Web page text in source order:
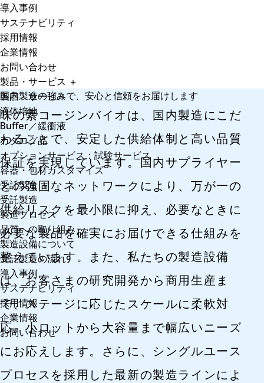
導入事例
サステナビリティ
採用情報
企業情報
お問い合わせ
製品・サービス ＋
製品・サービス
液体培地
Buffer／緩衝液
カタログ品
オプションサービス：試験サービス
容器・包材カスタマイズ
受託製造＋
受託製造
製造プロセス
品質への取り組み
製造設備について
受託製造の流れ
導入事例
サステナビリティ
採用情報
企業情報
お問い合わせ
国内製造の強みで、安心と信頼をお届けします
味の素コージンバイオは、国内製造にこだ
わることで、安定した供給体制と高い品質
保証を実現しています。国内サプライヤー
との強固なネットワークにより、万が一の
供給リスクを最小限に抑え、必要なときに
必要な製品を確実にお届けできる仕組みを
整えています。また、私たちの製造設備
は、お客さまの研究開発から商用生産ま
で、ステージに応じたスケールに柔軟対
応。小ロットから大容量まで幅広いニーズ
にお応えします。さらに、シングルユース
プロセスを採用した最新の製造ラインによ